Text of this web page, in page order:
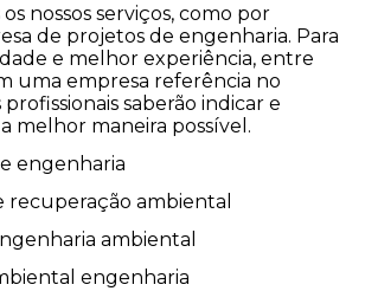
nossos serviços, como por
de projetos de engenharia. Para
e melhor experiência, entre
uma empresa referência no
profissionais saberão indicar e
melhor maneira possível.
engenharia
recuperação ambiental
ambiental
engenharia